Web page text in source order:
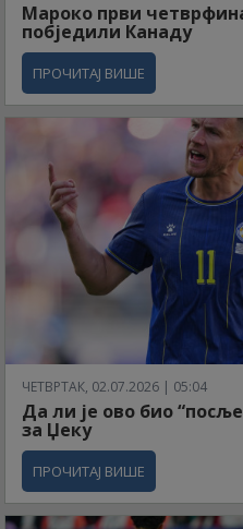
Мароко први
побједили Канаду
ПРОЧИТАЈ ВИШЕ
ЧЕТВРТАК, 02.07.2026 | 05:04
Да ли је ово био
за Џеку
ПРОЧИТАЈ ВИШЕ